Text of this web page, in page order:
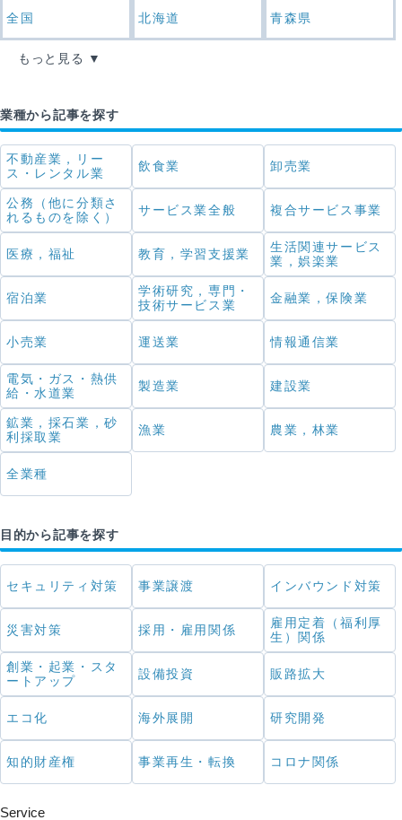
全国 北海道 青森県
もっと見る
業種から記事を探す
不動産業，リー
ス・レンタル業
飲食業 卸売業
公務（他に分類さ
れるものを除く）
サービス業全般 複合サービス事業
医療，福祉 教育，学習支援業
生活関連サービス
業，娯楽業
宿泊業
学術研究，専門・
技術サービス業
金融業，保険業
小売業 運送業 情報通信業
電気・ガス・熱供
給・水道業
製造業 建設業
鉱業，採石業，砂
利採取業
漁業 農業，林業
全業種
目的から記事を探す
セキュリティ対策 事業譲渡 インバウンド対策
災害対策 採用・雇用関係
雇用定着（福利厚
生）関係
創業・起業・スタ
ートアップ
設備投資 販路拡大
エコ化 海外展開 研究開発
知的財産権 事業再生・転換 コロナ関係
Service